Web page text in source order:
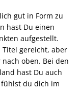
gut in Form zu
hast Du einen
aufgestellt.
gereicht, aber
oben. Bei den
hast Du auch
du dich im